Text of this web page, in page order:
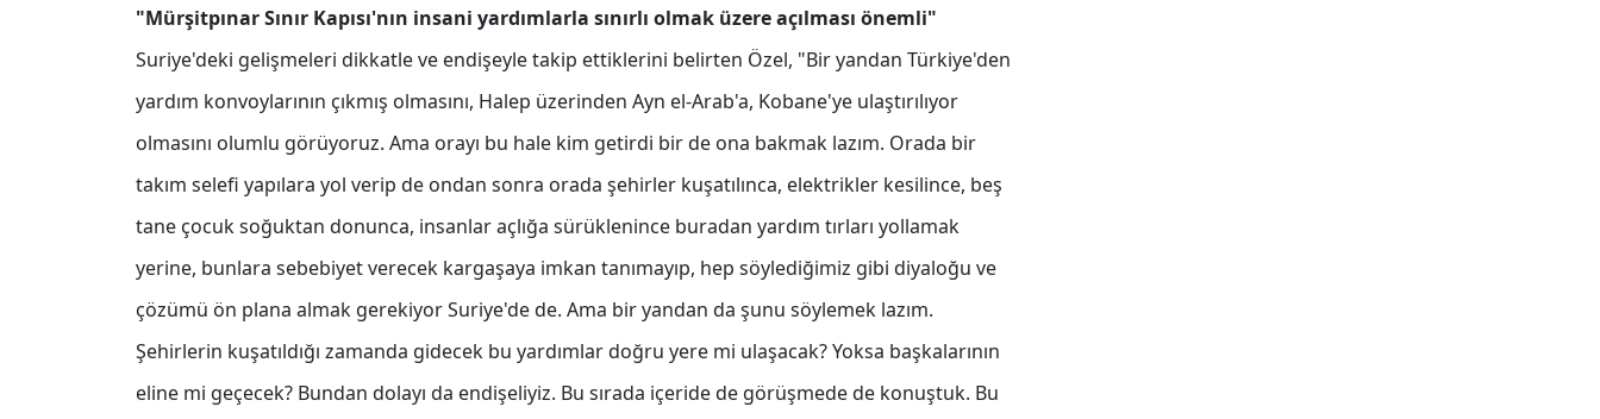
"Mürşitpınar Sınır Kapısı'nın insani yardımlarla sınırlı olmak üzere açılması önemli"
Suriye'deki gelişmeleri dikkatle ve endişeyle takip ettiklerini belirten Özel, "Bir yandan Türkiye'den
yardım konvoylarının çıkmış olmasını, Halep üzerinden Ayn el-Arab'a, Kobane'ye ulaştırılıyor
olmasını olumlu görüyoruz. Ama orayı bu hale kim getirdi bir de ona bakmak lazım. Orada bir
takım selefi yapılara yol verip de ondan sonra orada şehirler kuşatılınca, elektrikler kesilince, beş
tane çocuk soğuktan donunca, insanlar açlığa sürüklenince buradan yardım tırları yollamak
yerine, bunlara sebebiyet verecek kargaşaya imkan tanımayıp, hep söylediğimiz gibi diyaloğu ve
çözümü ön plana almak gerekiyor Suriye'de de. Ama bir yandan da şunu söylemek lazım.
Şehirlerin kuşatıldığı zamanda gidecek bu yardımlar doğru yere mi ulaşacak? Yoksa başkalarının
eline mi geçecek? Bundan dolayı da endişeliyiz. Bu sırada içeride de görüşmede de konuştuk. Bu